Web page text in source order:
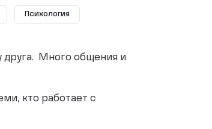
Психология
друга. Много общения и
кто работает с